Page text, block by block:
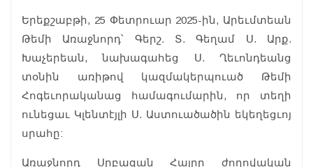
Երեքշաբթի, 25 Փետրուար 2025-ին, Արեւմտեան
Թեմի Առաջնորդ՝ Գերշ. Տ. Գեղամ Ս. Արք.
Խաչերեան, նախագահեց Ս. Ղեւոնդեանց
տօնին առիթով կազմակերպուած Թեմի
Հոգեւորականաց համագումարին, որ տեղի
ունեցաւ Կլենտէյլի Ս. Աստուածածին եկեղեցւոյ
սրահը:
Առաջնորդ Սրբազան Հայրը ժողովական